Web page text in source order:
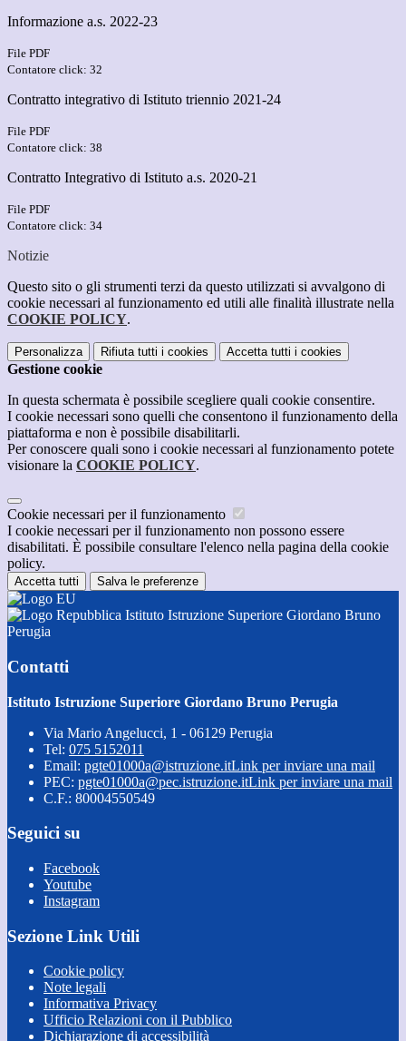
Informazione a.s. 2022-23
File PDF
Contatore click: 32
Contratto integrativo di Istituto triennio 2021-24
File PDF
Contatore click: 38
Contratto Integrativo di Istituto a.s. 2020-21
File PDF
Contatore click: 34
Notizie
Questo sito o gli strumenti terzi da questo utilizzati si avvalgono di
cookie necessari al funzionamento ed utili alle finalità illustrate nella
COOKIE POLICY.
Personalizza Rifiuta tutti i cookies Accetta tutti i cookies
Gestione cookie
In questa schermata è possibile scegliere quali cookie consentire.
I cookie necessari sono quelli che consentono il funzionamento della
piattaforma e non è possibile disabilitarli.
Per conoscere quali sono i cookie necessari al funzionamento potete
visionare la COOKIE POLICY.
Cookie necessari per il funzionamento
I cookie necessari per il funzionamento non possono essere
disabilitati. È possibile consultare l'elenco nella pagina della cookie
policy.
Accetta tutti Salva le preferenze
Istituto Istruzione Superiore Giordano Bruno
Perugia
Contatti
Istituto Istruzione Superiore Giordano Bruno Perugia
Via Mario Angelucci, 1 - 06129 Perugia
Tel: 075 5152011
Email: pgte01000a@istruzione.itLink per inviare una mail
PEC: pgte01000a@pec.istruzione.itLink per inviare una mail
C.F.: 80004550549
Seguici su
Facebook
Youtube
Instagram
Sezione Link Utili
Cookie policy
Note legali
Informativa Privacy
Ufficio Relazioni con il Pubblico
Dichiarazione di accessibilità